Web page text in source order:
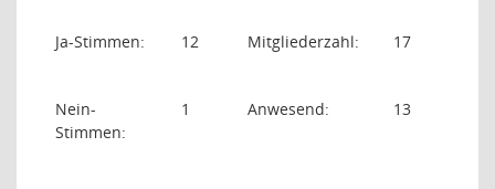
Ja-Stimmen: 12 Mitgliederzahl: 17
Nein-
Stimmen:
1 Anwesend: 13